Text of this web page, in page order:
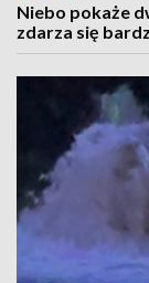
Niebo pokaże
zdarza się